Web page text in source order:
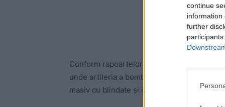
continue
information
further
Conform rapoartelor din cursul serii de
unde artileria a bombardat puternic
masiv cu blindate și infanterie, în stilul